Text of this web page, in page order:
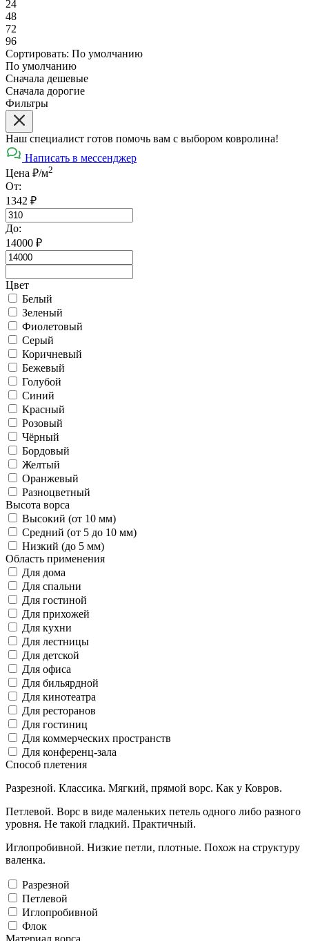
24
48
72
96
Сортировать: По умолчанию
По умолчанию
Сначала дешевые
Сначала дорогие
Фильтры
Наш специалист готов помочь вам с выбором ковролина!
Написать в мессенджер
Цена ₽/м2
От:
1342 ₽
До:
14000 ₽
Цвет
Белый
Зеленый
Фиолетовый
Серый
Коричневый
Бежевый
Голубой
Синий
Красный
Розовый
Чёрный
Бордовый
Желтый
Оранжевый
Разноцветный
Высота ворса
Высокий (от 10 мм)
Средний (от 5 до 10 мм)
Низкий (до 5 мм)
Область применения
Для дома
Для спальни
Для гостиной
Для прихожей
Для кухни
Для лестницы
Для детской
Для офиса
Для бильярдной
Для кинотеатра
Для ресторанов
Для гостиниц
Для коммерческих пространств
Для конференц-зала
Способ плетения
Разрезной. Классика. Мягкий, прямой ворс. Как у Ковров.
Петлевой. Ворс в виде маленьких петель одного либо разного
уровня. Не такой гладкий. Практичный.
Иглопробивной. Низкие петли, плотные. Похож на структуру
валенка.
Разрезной
Петлевой
Иглопробивной
Флок
Материал ворса